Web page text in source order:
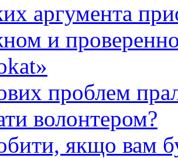
аргумента
и
проблем
волонтером?
якщо вам